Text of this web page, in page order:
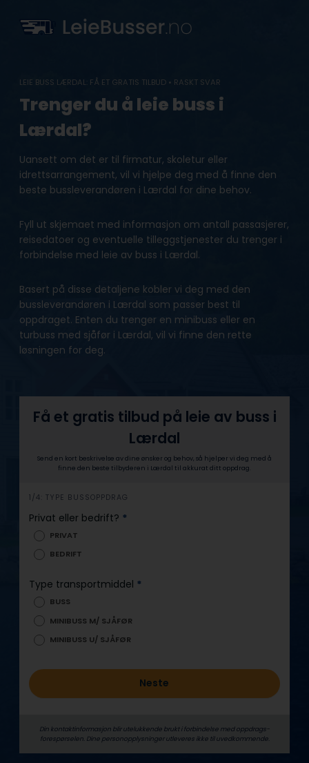
content
LEIE BUSS LÆRDAL: FÅ ET GRATIS TILBUD • RASKT SVAR
Trenger du å leie buss i
Lærdal?
Uansett om det er til firmatur, skoletur eller
idrettsarrangement, vil vi hjelpe deg med å finne den
beste bussleverandøren i Lærdal for dine behov.
Fyll ut skjemaet med informasjon om antall passasjerer,
reisedatoer og eventuelle tilleggstjenester du trenger i
forbindelse med leie av buss i Lærdal.
Basert på disse detaljene kobler vi deg med den
bussleverandøren i Lærdal som passer best til
oppdraget. Enten du trenger en minibuss eller en
turbuss med sjåfør i Lærdal, vil vi finne den rette
løsningen for deg.
Få et gratis tilbud på leie av buss i
Lærdal
Send en kort beskrivelse av dine ønsker og behov, så hjelper vi deg med å
finne den beste tilbyderen i Lærdal til akkurat ditt oppdrag.
h
e
1/4: TYPE BUSSOPPDRAG
Privat eller bedrift? *
PRIVAT
BEDRIFT
Type transportmiddel *
BUSS
MINIBUSS M/ SJÅFØR
MINIBUSS U/ SJÅFØR
Neste
Din kontaktinformasjon blir utelukkende brukt i forbindelse med oppdrags­
forespørselen. Dine person­­opplysninger utleveres ikke til uvedkommende.